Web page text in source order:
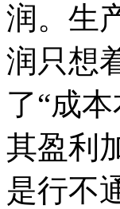
润。生
润只想
了“成
其盈利
是行不